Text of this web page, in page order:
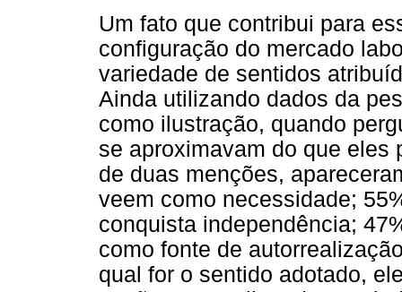
Um fato que contribui para
configuração do mercado
variedade de sentidos
Ainda utilizando dados da
como ilustração, quando
se aproximavam do que eles
de duas menções,
veem como necessidade;
conquista independência;
como fonte de
qual for o sentido adotado,